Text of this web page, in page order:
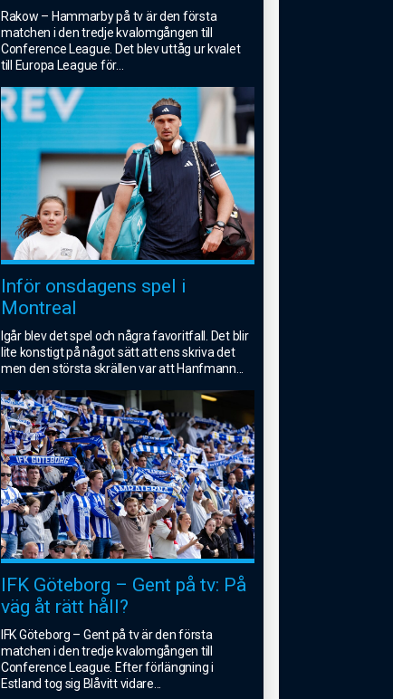
Rakow – Hammarby på tv är den första
matchen i den tredje kvalomgången till
Conference League. Det blev uttåg ur kvalet
till Europa League för...
Inför onsdagens spel i
Montreal
Igår blev det spel och några favoritfall. Det blir
lite konstigt på något sätt att ens skriva det
men den största skrällen var att Hanfmann
IFK Göteborg – Gent på tv: På
väg åt rätt håll?
IFK Göteborg – Gent på tv är den första
matchen i den tredje kvalomgången till
Conference League. Efter förlängning i
Estland tog sig Blåvitt vidare...